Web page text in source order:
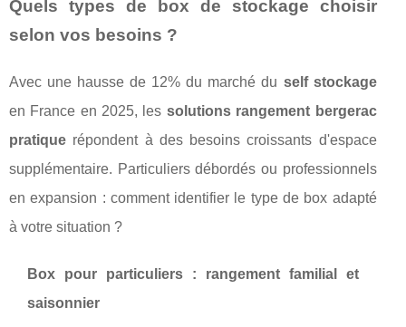
Quels types de box de stockage choisir
selon vos besoins ?
Avec une hausse de 12% du marché du self stockage
en France en 2025, les solutions rangement bergerac
pratique répondent à des besoins croissants d'espace
supplémentaire. Particuliers débordés ou professionnels
en expansion : comment identifier le type de box adapté
à votre situation ?
Box pour particuliers : rangement familial et
saisonnier